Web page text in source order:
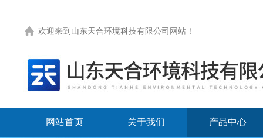
欢迎来到 山东天合环境科技有限公司网站 ！
网站首页 关于我们 产品中心